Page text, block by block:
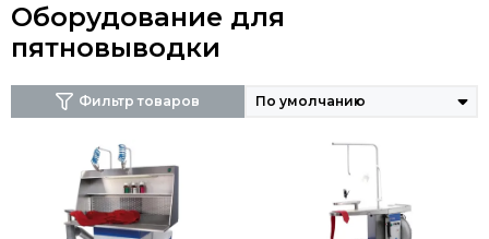
Оборудование для
пятновыводки
Фильтр товаров